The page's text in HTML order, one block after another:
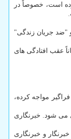
است، خصوصاً در
و "ضد جریان زندگی"
عقب افتادگی های
مواجه کرده،
می شود. خبرنگاری
و خبرنگاری